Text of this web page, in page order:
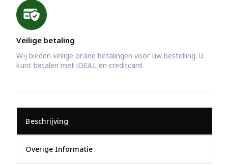
Veilige betaling
Wij bieden veilige online betalingen voor uw bestelling. U
kunt betalen met iDEAL en creditcard.
Beschrijving
Overige Informatie